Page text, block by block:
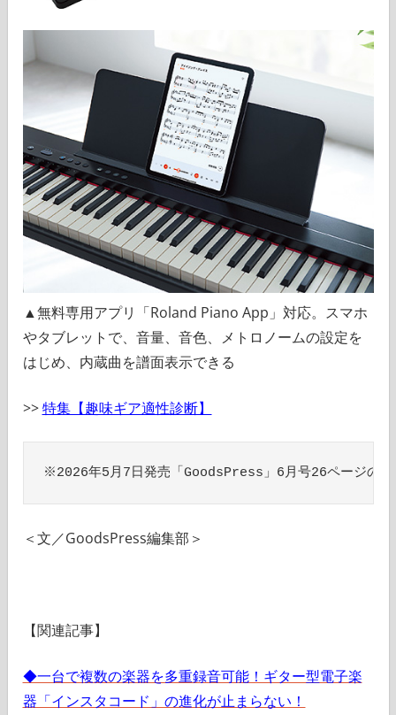
▲無料専用アプリ「Roland Piano App」対応。スマホ
やタブレットで、音量、音色、メトロノームの設定を
はじめ、内蔵曲を譜面表示できる
>>特集【趣味ギア適性診断】
※2026年5月7日発売「GoodsPress」6月号26ページの記
＜文／GoodsPress編集部＞
【関連記事】
◆一台で複数の楽器を多重録音可能！ギター型電子楽
器「インスタコード」の進化が止まらない！